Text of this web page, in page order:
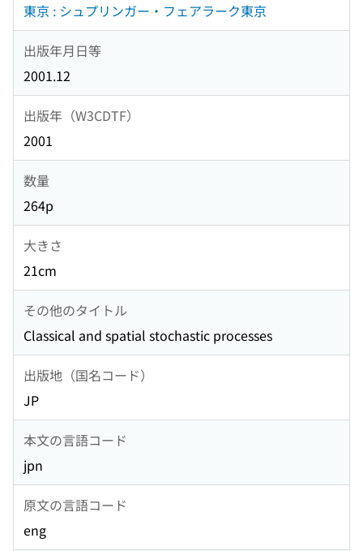
東京 : シュプリンガー・フェアラーク東京
出版年月日等
2001.12
出版年（W3CDTF）
2001
数量
264p
大きさ
21cm
その他のタイトル
Classical and spatial stochastic processes
出版地（国名コード）
JP
本文の言語コード
jpn
原文の言語コード
eng